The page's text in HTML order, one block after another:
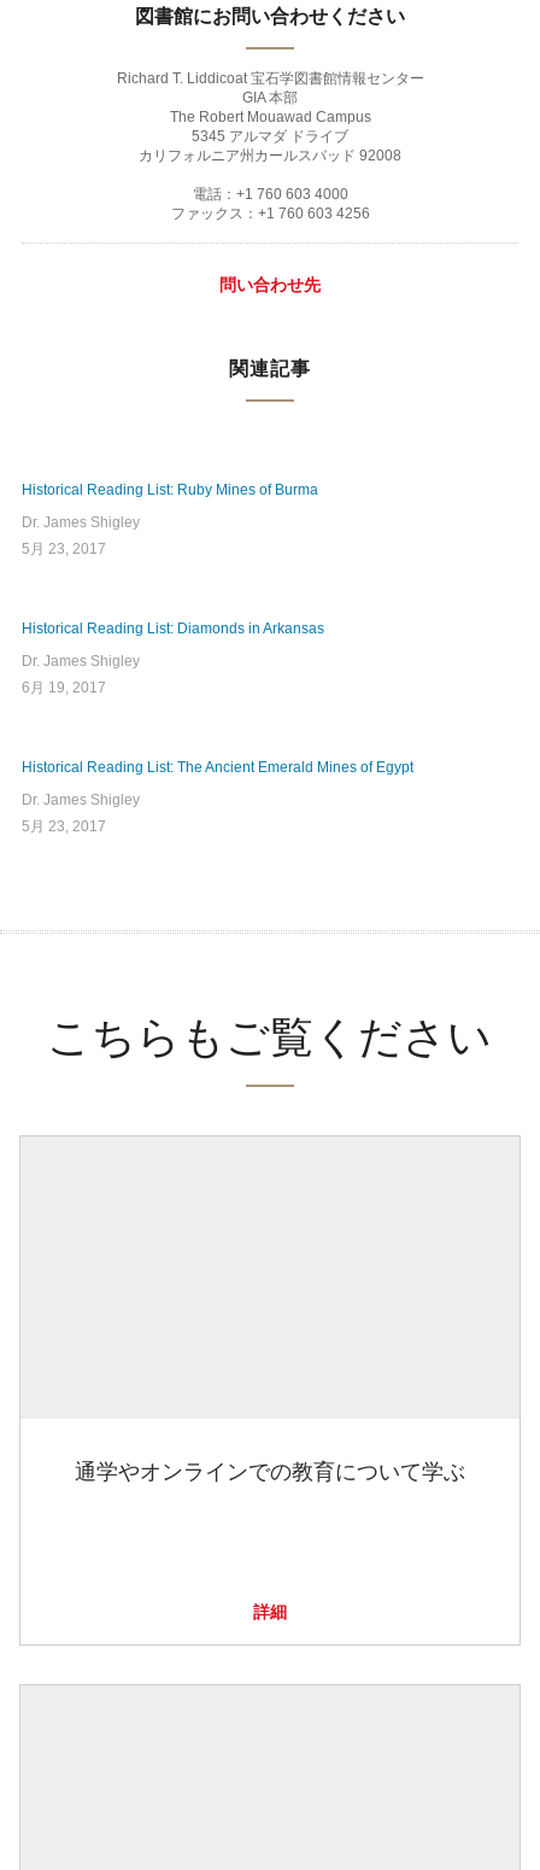
図書館にお問い合わせください
Richard T. Liddicoat 宝石学図書館情報センター
GIA 本部
The Robert Mouawad Campus
5345 アルマダ ドライブ
カリフォルニア州カールスバッド 92008
電話：+1 760 603 4000
ファックス：+1 760 603 4256
問い合わせ先
関連記事
Historical Reading List: Ruby Mines of Burma
Dr. James Shigley
5月 23, 2017
Historical Reading List: Diamonds in Arkansas
Dr. James Shigley
6月 19, 2017
Historical Reading List: The Ancient Emerald Mines of Egypt
Dr. James Shigley
5月 23, 2017
こちらもご覧ください
通学やオンラインでの教育について学ぶ
詳細